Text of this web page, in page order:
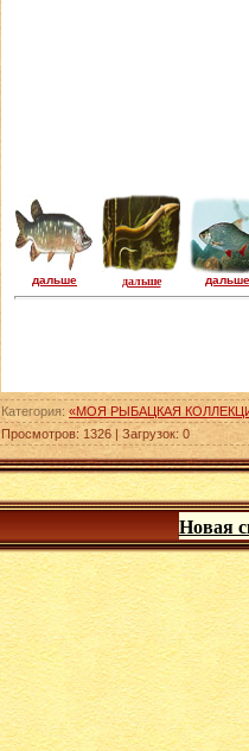
дальше дальше дальше
Категория: «МОЯ РЫБАЦКАЯ
Просмотров: 1326 | Загрузок: 0
Новая